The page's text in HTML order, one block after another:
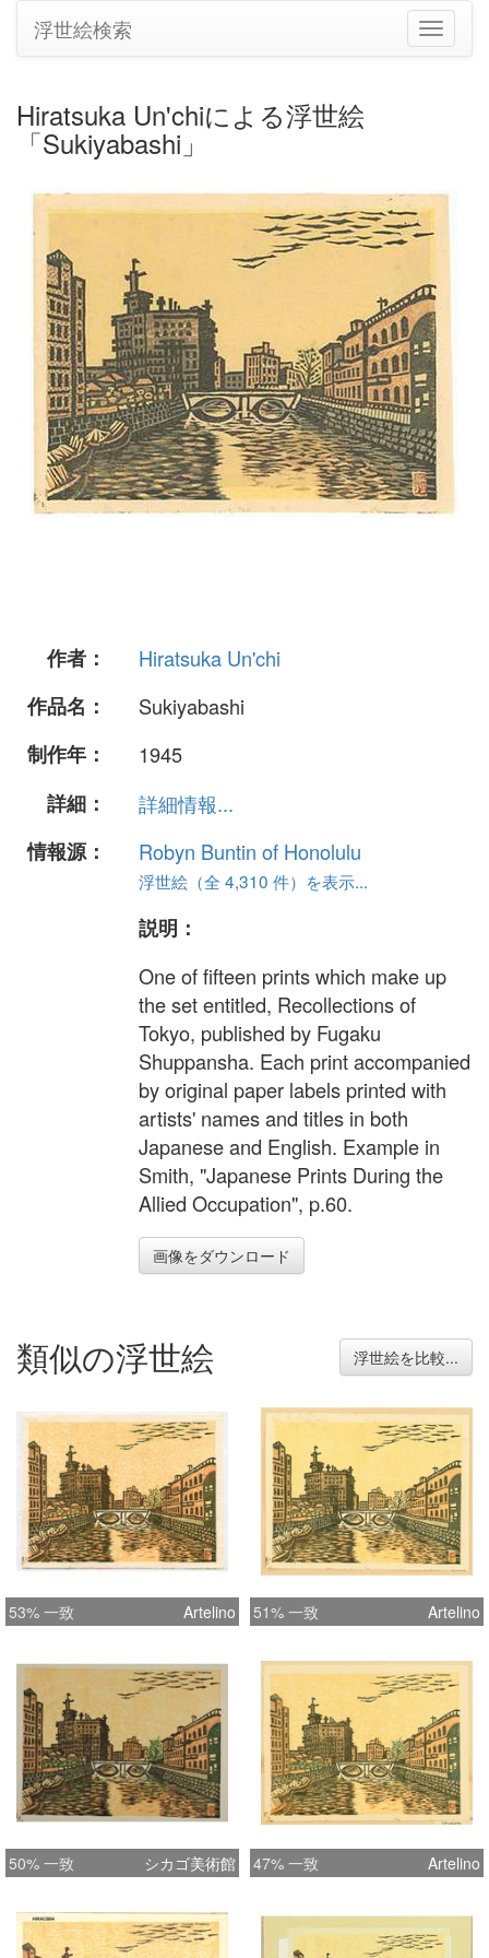
ナ
ビ
切
り
浮世絵検索
Hiratsuka Un'chiによる浮世絵
「Sukiyabashi」
作者：
Hiratsuka Un'chi
作品名：
Sukiyabashi
制作年：
1945
詳細：
詳細情報...
情報源：
Robyn Buntin of Honolulu
浮世絵（全 4,310 件）を表示...
説明：
One of fifteen prints which make up
the set entitled, Recollections of
Tokyo, published by Fugaku
Shuppansha. Each print accompanied
by original paper labels printed with
artists' names and titles in both
Japanese and English. Example in
Smith, "Japanese Prints During the
Allied Occupation", p.60.
画像をダウンロード
類似の浮世絵 浮世絵を比較...
53% 一致 Artelino 51% 一致 Artelino
50% 一致 シカゴ美術館 47% 一致 Artelino